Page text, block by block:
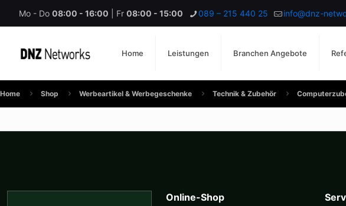
Mo - Do 08:00 - 16:00 | Fr 08:00 - 15:00 089 – 215 440 25 info@dnz-
Home Leistungen Branchen Angebote
Home Shop Werbeartikel & Werbegeschenke Technik & Zubehör
Online-Shop